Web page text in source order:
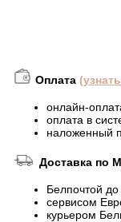
Оплата
онлайн-
оплата в
наложенный
Доставка по
Белпочтой
сервисом
курьером